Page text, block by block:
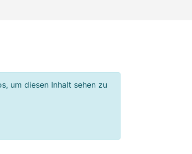
um diesen Inhalt sehen zu